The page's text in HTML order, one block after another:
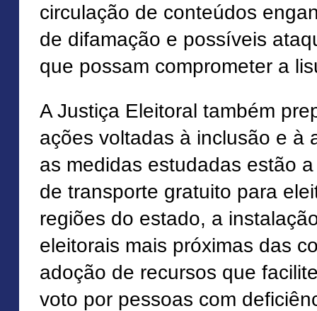
circulação de conteúdos
de difamação e possíveis
que possam comprometer a
A Justiça Eleitoral também
ações voltadas à inclusão e à
as medidas estudadas estão
de transporte gratuito para
regiões do estado, a
eleitorais mais próximas das
adoção de recursos que
voto por pessoas com